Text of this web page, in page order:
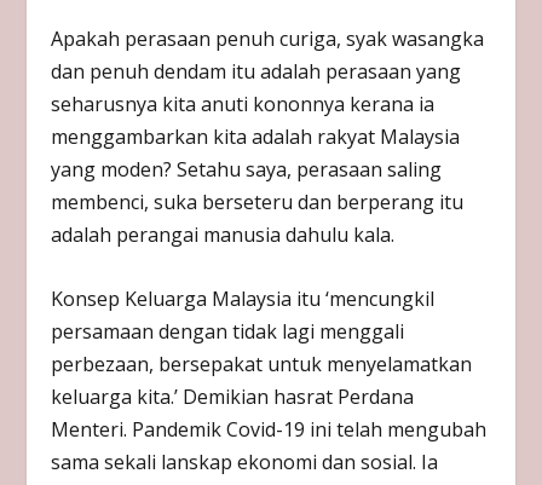
Apakah perasaan penuh curiga, syak wasangka
dan penuh dendam itu adalah perasaan yang
seharusnya kita anuti kononnya kerana ia
menggambarkan kita adalah rakyat Malaysia
yang moden? Setahu saya, perasaan saling
membenci, suka berseteru dan berperang itu
adalah perangai manusia dahulu kala.
Konsep Keluarga Malaysia itu ‘mencungkil
persamaan dengan tidak lagi menggali
perbezaan, bersepakat untuk menyelamatkan
keluarga kita.’ Demikian hasrat Perdana
Menteri. Pandemik Covid-19 ini telah mengubah
sama sekali lanskap ekonomi dan sosial. Ia